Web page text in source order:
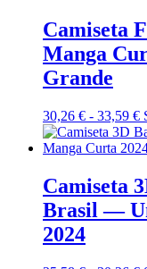
Camiseta
Manga
Grande
30,26 € - 33,59 €
Camiseta
Brasil —
2024